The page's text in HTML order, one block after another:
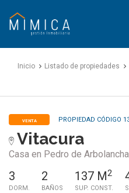
Mimica
Gestión
Inmobiliaria
Inicio Listado de propiedades
VENTA PROPIEDAD CÓDIGO
Vitacura
Casa en Pedro de
3
DORM.
2
BAÑOS
137 M2
SUP. CONST.